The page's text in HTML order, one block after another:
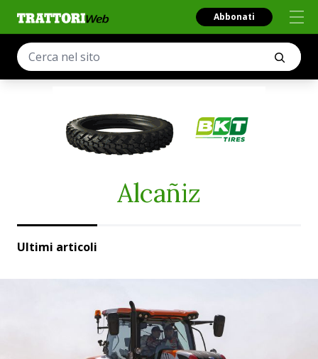
Abbonati
Alcañiz
Ultimi articoli